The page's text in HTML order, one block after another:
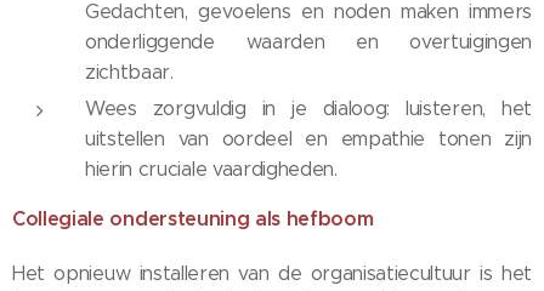
Gedachten, gevoelens en noden maken immers
onderliggende waarden en overtuigingen
zichtbaar.
Wees zorgvuldig in je dialoog: luisteren, het
uitstellen van oordeel en empathie tonen zijn
hierin cruciale vaardigheden.
Collegiale ondersteuning als hefboom
Het opnieuw installeren van de organisatiecultuur is het